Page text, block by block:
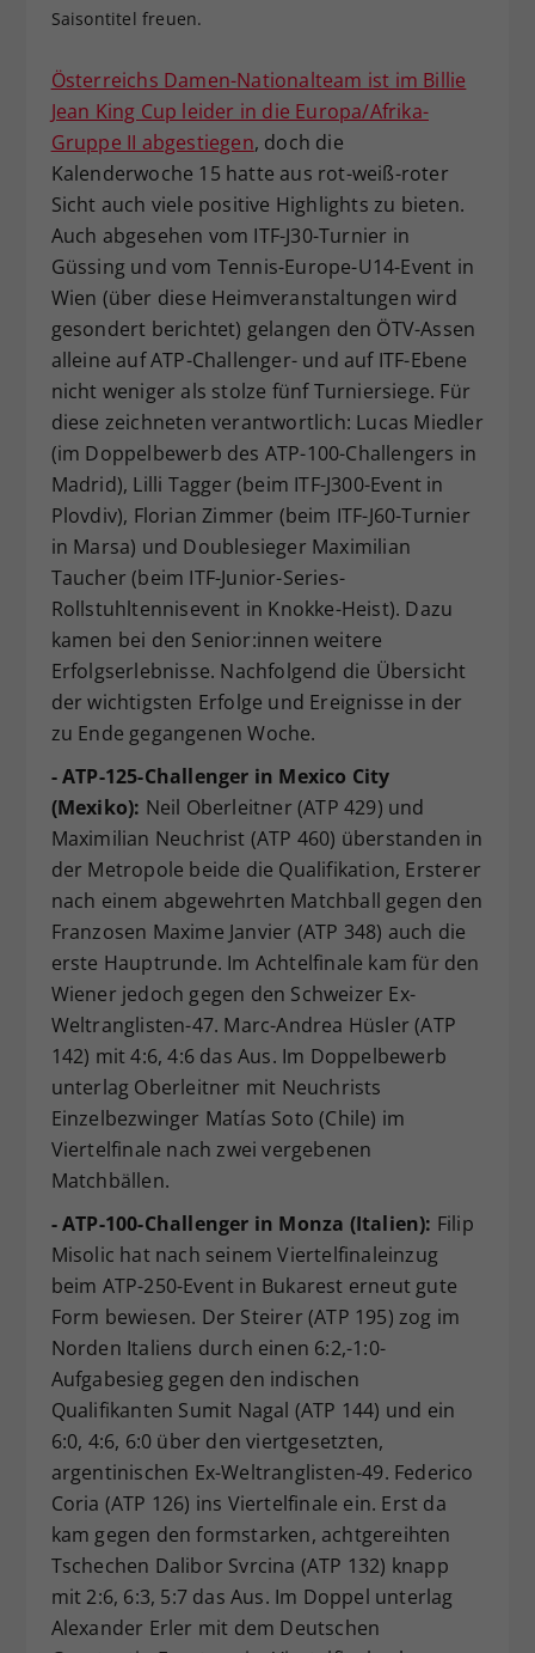
Saisontitel freuen.
Österreichs Damen-Nationalteam ist im Billie
Jean King Cup leider in die Europa/Afrika-
Gruppe II abgestiegen, doch die
Kalenderwoche 15 hatte aus rot-weiß-roter
Sicht auch viele positive Highlights zu bieten.
Auch abgesehen vom ITF-J30-Turnier in
Güssing und vom Tennis-Europe-U14-Event in
Wien (über diese Heimveranstaltungen wird
gesondert berichtet) gelangen den ÖTV-Assen
alleine auf ATP-Challenger- und auf ITF-Ebene
nicht weniger als stolze fünf Turniersiege. Für
diese zeichneten verantwortlich: Lucas Miedler
(im Doppelbewerb des ATP-100-Challengers in
Madrid), Lilli Tagger (beim ITF-J300-Event in
Plovdiv), Florian Zimmer (beim ITF-J60-Turnier
in Marsa) und Doublesieger Maximilian
Taucher (beim ITF-Junior-Series-
Rollstuhltennisevent in Knokke-Heist). Dazu
kamen bei den Senior:innen weitere
Erfolgserlebnisse. Nachfolgend die Übersicht
der wichtigsten Erfolge und Ereignisse in der
zu Ende gegangenen Woche.
- ATP-125-Challenger in Mexico City
(Mexiko): Neil Oberleitner (ATP 429) und
Maximilian Neuchrist (ATP 460) überstanden in
der Metropole beide die Qualifikation, Ersterer
nach einem abgewehrten Matchball gegen den
Franzosen Maxime Janvier (ATP 348) auch die
erste Hauptrunde. Im Achtelfinale kam für den
Wiener jedoch gegen den Schweizer Ex-
Weltranglisten-47. Marc-Andrea Hüsler (ATP
142) mit 4:6, 4:6 das Aus. Im Doppelbewerb
unterlag Oberleitner mit Neuchrists
Einzelbezwinger Matías Soto (Chile) im
Viertelfinale nach zwei vergebenen
Matchbällen.
- ATP-100-Challenger in Monza (Italien): Filip
Misolic hat nach seinem Viertelfinaleinzug
beim ATP-250-Event in Bukarest erneut gute
Form bewiesen. Der Steirer (ATP 195) zog im
Norden Italiens durch einen 6:2,-1:0-
Aufgabesieg gegen den indischen
Qualifikanten Sumit Nagal (ATP 144) und ein
6:0, 4:6, 6:0 über den viertgesetzten,
argentinischen Ex-Weltranglisten-49. Federico
Coria (ATP 126) ins Viertelfinale ein. Erst da
kam gegen den formstarken, achtgereihten
Tschechen Dalibor Svrcina (ATP 132) knapp
mit 2:6, 6:3, 5:7 das Aus. Im Doppel unterlag
Alexander Erler mit dem Deutschen
Zweck
Dieser Wert speichert Ihre Consent-
zufällig generierte ID, für die
historische Speicherung Ihrer
vorgenommen Einstellungen, falls der
Webseiten-Betreiber dies eingestellt
hat.